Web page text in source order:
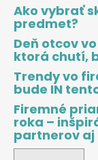
Ako vybrať
predmet?
Deň otcov
ktorá chutí,
Trendy vo
bude IN
Firemné
roka –
partnerov